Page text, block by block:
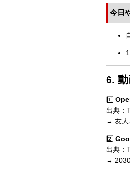
今日
6.
1️⃣
出典：
→ 友人
2️⃣
出典：
→ 2030